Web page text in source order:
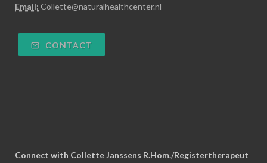
Email: Collette@naturalhealthcenter.nl
CONTACT
Connect with Collette Janssens R.Hom./Registertherapeut